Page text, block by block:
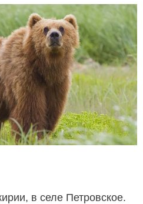
в селе Петровское.